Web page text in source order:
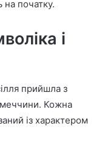
на початку.
і
прийшла з
Кожна
із характером